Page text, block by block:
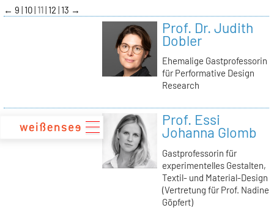
zum
Inhalt
← 9 10 11 12 13 →
Prof. Dr. Judith
Dobler
Ehemalige Gastprofessorin
für Performative Design
Research
Prof. Essi
Johanna Glomb
Gastprofessorin für
experimentelles Gestalten,
Textil- und Material-Design
(Vertretung für Prof. Nadine
Göpfert)